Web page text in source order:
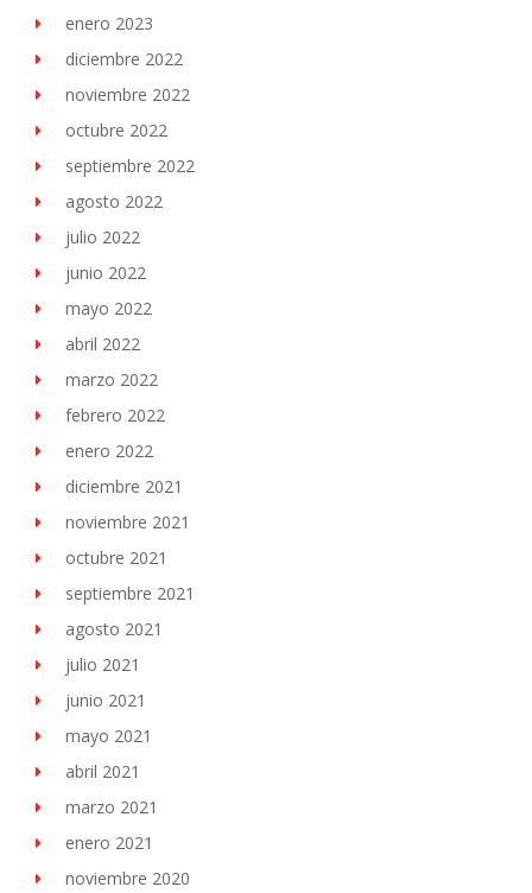
enero 2023
diciembre 2022
noviembre 2022
octubre 2022
septiembre 2022
agosto 2022
julio 2022
junio 2022
mayo 2022
abril 2022
marzo 2022
febrero 2022
enero 2022
diciembre 2021
noviembre 2021
octubre 2021
septiembre 2021
agosto 2021
julio 2021
junio 2021
mayo 2021
abril 2021
marzo 2021
enero 2021
noviembre 2020